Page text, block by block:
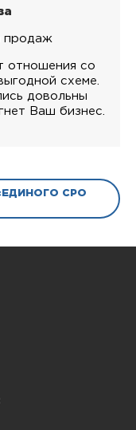
продаж
отношения со
схеме.
довольны
Ваш бизнес.
СРО